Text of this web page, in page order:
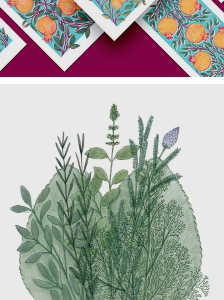
WIP | Tarot, 2019